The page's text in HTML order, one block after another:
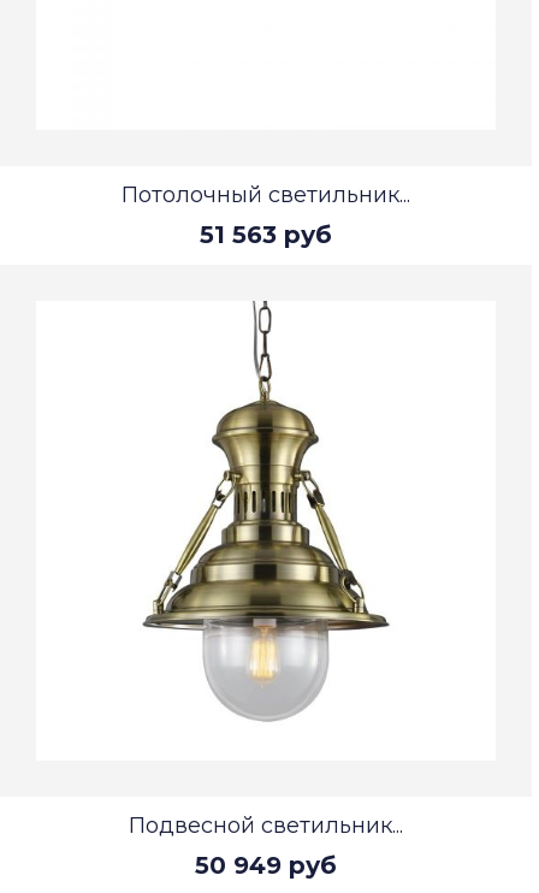
Потолочный светильник...
51 563 руб
Подвесной светильник...
50 949 руб